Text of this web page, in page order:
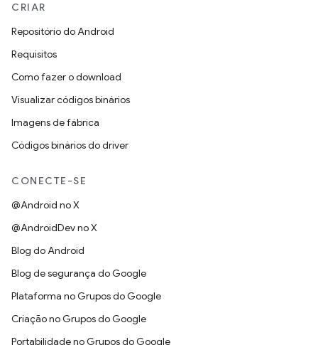
CRIAR
Repositório do Android
Requisitos
Como fazer o download
Visualizar códigos binários
Imagens de fábrica
Códigos binários do driver
CONECTE-SE
@Android no X
@AndroidDev no X
Blog do Android
Blog de segurança do Google
Plataforma no Grupos do Google
Criação no Grupos do Google
Portabilidade no Grupos do Google